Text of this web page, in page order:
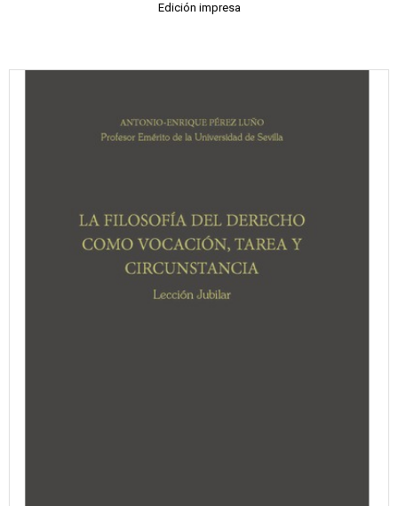
Edición impresa